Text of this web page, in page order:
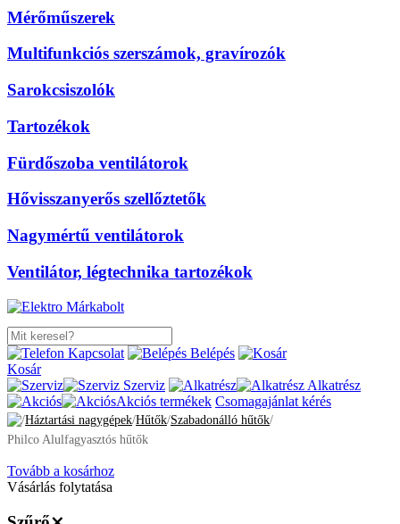
Mérőműszerek
Multifunkciós szerszámok, gravírozók
Sarokcsiszolók
Tartozékok
Fürdőszoba ventilátorok
Hővisszanyerős szellőztetők
Nagymértű ventilátorok
Ventilátor, légtechnika tartozékok
Kapcsolat
Belépés
Kosár
Szerviz
Alkatrész
Akciós termékek Csomagajánlat kérés
/Háztartási nagygépek/Hűtők/Szabadonálló hűtők/
Philco Alulfagyasztós hűtők
Tovább a kosárhoz
Vásárlás folytatása